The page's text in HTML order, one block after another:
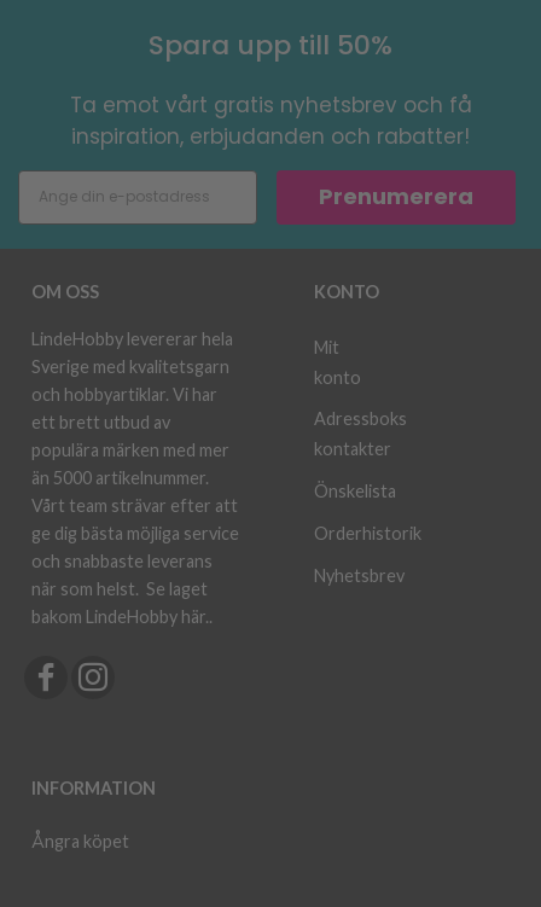
Spara upp till 50%
Ta emot vårt gratis nyhetsbrev och få
inspiration, erbjudanden och rabatter!
Prenumerera
OM OSS
LindeHobby levererar hela
Sverige med kvalitetsgarn
och hobbyartiklar. Vi har
ett brett utbud av
populära märken med mer
än 5000 artikelnummer.
Vårt team strävar efter att
ge dig bästa möjliga service
och snabbaste leverans
när som helst. Se laget
bakom LindeHobby här..
INFORMATION
Ångra köpet
KONTO
Mit
konto
Adressboks
kontakter
Önskelista
Orderhistorik
Nyhetsbrev